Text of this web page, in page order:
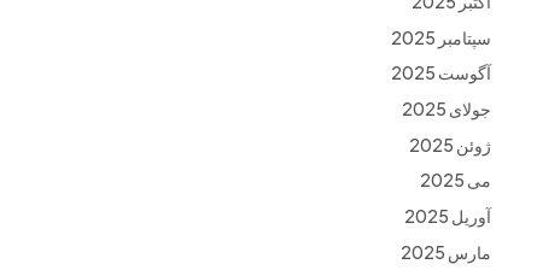
سپتامبر 2025
آگوست 2025
جولای 2025
ژوئن 2025
می 2025
آوریل 2025
مارس 2025